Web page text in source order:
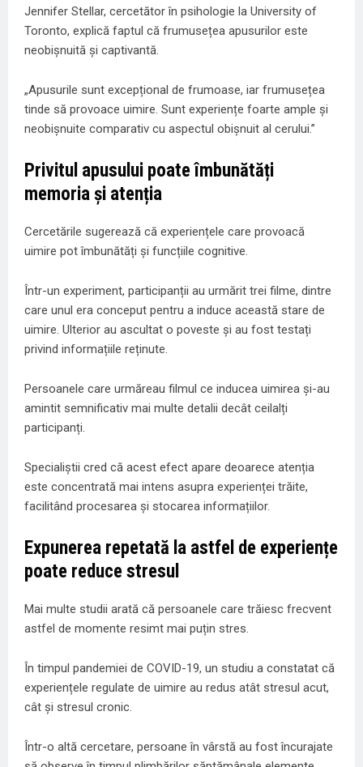
Jennifer Stellar, cercetător în psihologie la University of
Toronto, explică faptul că frumusețea apusurilor este
neobișnuită și captivantă.
„Apusurile sunt excepțional de frumoase, iar frumusețea
tinde să provoace uimire. Sunt experiențe foarte ample și
neobișnuite comparativ cu aspectul obișnuit al cerului.”
Privitul apusului poate îmbunătăți
memoria și atenția
Cercetările sugerează că experiențele care provoacă
uimire pot îmbunătăți și funcțiile cognitive.
Într-un experiment, participanții au urmărit trei filme, dintre
care unul era conceput pentru a induce această stare de
uimire. Ulterior au ascultat o poveste și au fost testați
privind informațiile reținute.
Persoanele care urmăreau filmul ce inducea uimirea și-au
amintit semnificativ mai multe detalii decât ceilalți
participanți.
Specialiștii cred că acest efect apare deoarece atenția
este concentrată mai intens asupra experienței trăite,
facilitând procesarea și stocarea informațiilor.
Expunerea repetată la astfel de experiențe
poate reduce stresul
Mai multe studii arată că persoanele care trăiesc frecvent
astfel de momente resimt mai puțin stres.
În timpul pandemiei de COVID-19, un studiu a constatat că
experiențele regulate de uimire au redus atât stresul acut,
cât și stresul cronic.
Într-o altă cercetare, persoane în vârstă au fost încurajate